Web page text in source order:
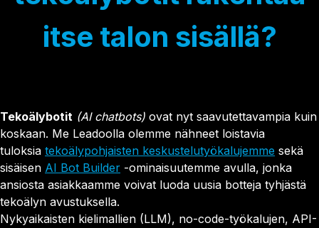
Exit Intent
Conversion Analytics
Source Insights
Journey Insights
Campaign Insights
Testit & laskurit
KUMPPANUUS & URA
Kumppanuus
Get a demo
itse talon sisällä?
Tekoälybotit (AI chatbots) ovat nyt saavutettavampia kuin
koskaan. Me Leadoolla olemme nähneet loistavia
tuloksia tekoälypohjaisten keskustelutyökalujemme sekä
sisäisen AI Bot Builder -ominaisuutemme avulla, jonka
ansiosta asiakkaamme voivat luoda uusia botteja tyhjästä
tekoälyn avustuksella.
Nykyaikaisten kielimallien (LLM), no-code-työkalujen, API-